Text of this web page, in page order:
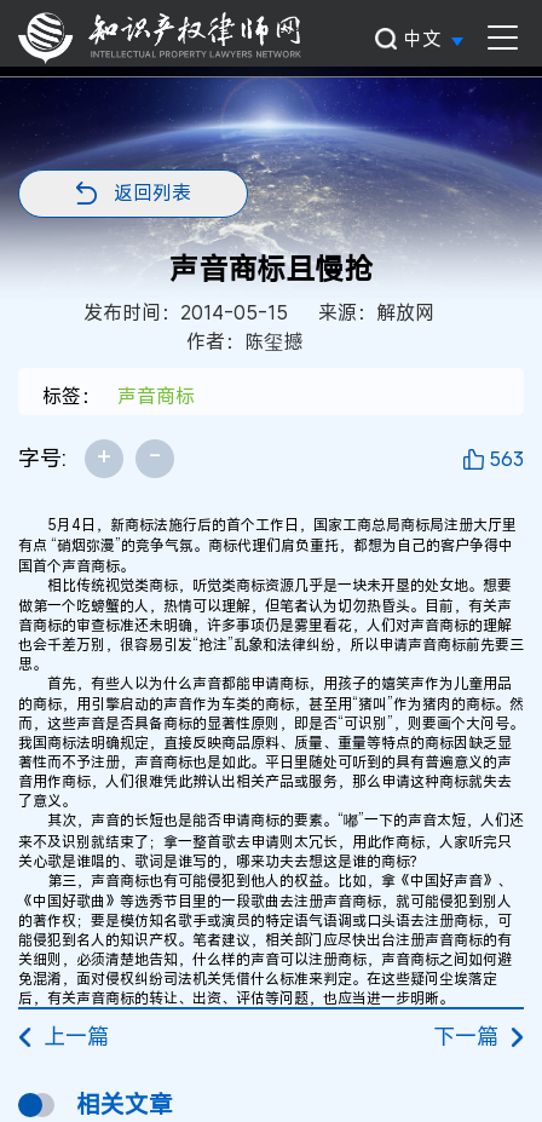
中文
返回列表
声音商标且慢抢
发布时间：2014-05-15
来源：解放网
作者：陈玺撼
标签： 声音商标
字号: + - 563
5月4日，新商标法施行后的首个工作日，国家工商总局商标局注册大厅里
有点 “硝烟弥漫”的竞争气氛。商标代理们肩负重托，都想为自己的客户争得中
国首个声音商标。
相比传统视觉类商标，听觉类商标资源几乎是一块未开垦的处女地。想要
做第一个吃螃蟹的人，热情可以理解，但笔者认为切勿热昏头。目前，有关声
音商标的审查标准还未明确，许多事项仍是雾里看花，人们对声音商标的理解
也会千差万别，很容易引发“抢注”乱象和法律纠纷，所以申请声音商标前先要三
思。
首先，有些人以为什么声音都能申请商标，用孩子的嬉笑声作为儿童用品
的商标，用引擎启动的声音作为车类的商标，甚至用“猪叫”作为猪肉的商标。然
而，这些声音是否具备商标的显著性原则，即是否“可识别”，则要画个大问号。
我国商标法明确规定，直接反映商品原料、质量、重量等特点的商标因缺乏显
著性而不予注册，声音商标也是如此。平日里随处可听到的具有普遍意义的声
音用作商标，人们很难凭此辨认出相关产品或服务，那么申请这种商标就失去
了意义。
其次，声音的长短也是能否申请商标的要素。“嘟”一下的声音太短，人们还
来不及识别就结束了；拿一整首歌去申请则太冗长，用此作商标，人家听完只
关心歌是谁唱的、歌词是谁写的，哪来功夫去想这是谁的商标？
第三，声音商标也有可能侵犯到他人的权益。比如，拿《中国好声音》、
《中国好歌曲》等选秀节目里的一段歌曲去注册声音商标，就可能侵犯到别人
的著作权；要是模仿知名歌手或演员的特定语气语调或口头语去注册商标，可
能侵犯到名人的知识产权。笔者建议，相关部门应尽快出台注册声音商标的有
关细则，必须清楚地告知，什么样的声音可以注册商标，声音商标之间如何避
免混淆，面对侵权纠纷司法机关凭借什么标准来判定。在这些疑问尘埃落定
后，有关声音商标的转让、出资、评估等问题，也应当进一步明晰。
上一篇 下一篇
相关文章